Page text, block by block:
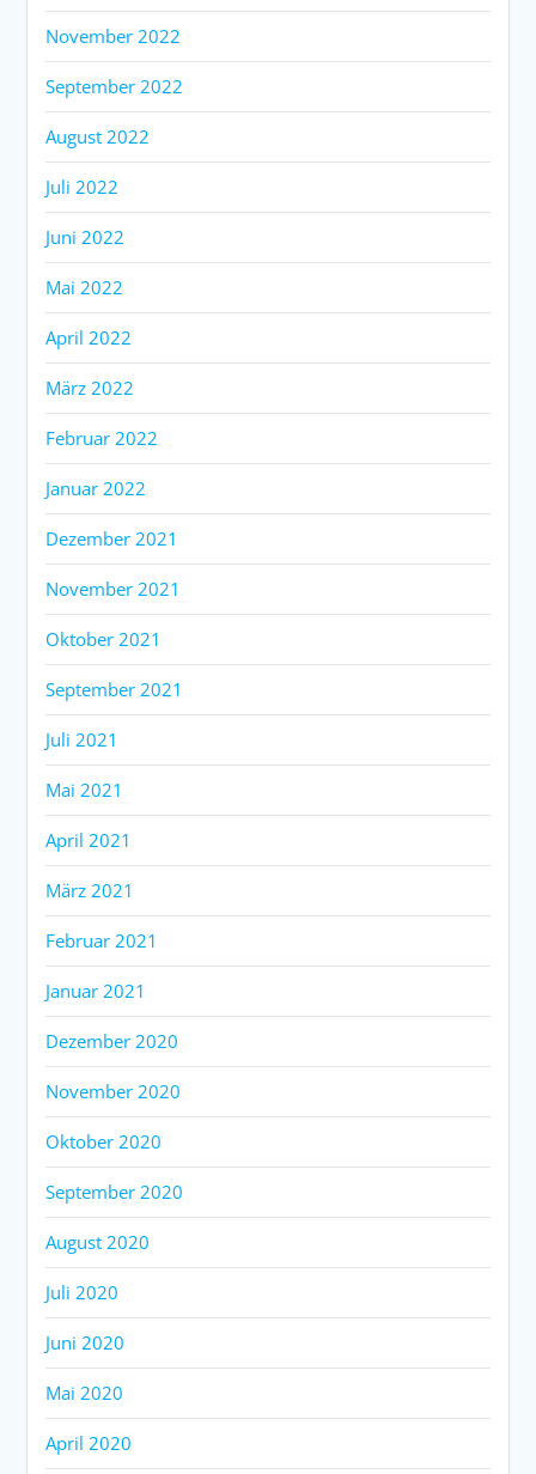
November 2022
September 2022
August 2022
Juli 2022
Juni 2022
Mai 2022
April 2022
März 2022
Februar 2022
Januar 2022
Dezember 2021
November 2021
Oktober 2021
September 2021
Juli 2021
Mai 2021
April 2021
März 2021
Februar 2021
Januar 2021
Dezember 2020
November 2020
Oktober 2020
September 2020
August 2020
Juli 2020
Juni 2020
Mai 2020
April 2020